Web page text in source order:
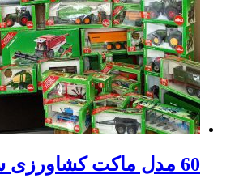
60 مدل ماکت کشاورزی سیکو